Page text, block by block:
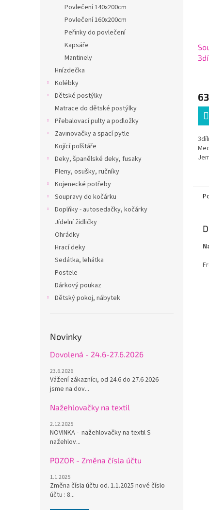
Povlečení 140x200cm
Povlečení 160x200cm
Peřinky do povlečení
Kapsáře
Mantinely
Hnízdečka
Kolébky
Dětské postýlky
Matrace do dětské postýlky
Přebalovací pulty a podložky
Zavinovačky a spací pytle
Kojící polštáře
Deky, španělské deky, fusaky
Pleny, osušky, ručníky
Kojenecké potřeby
Soupravy do kočárku
Doplňky - autosedačky, kočárky
Jídelní židličky
Ohrádky
Hrací deky
Sedátka, lehátka
Postele
Dárkový poukaz
Dětský pokoj, nábytek
Novinky
Dovolená - 24.6-27.6.2026
23.6.2026
Vážení zákazníci, od 24.6 do 27.6 2026
jsme na dov...
Nažehlovačky na textil
2.12.2025
NOVINKA - nažehlovačky na textil S
nažehlov...
POZOR - Změna čísla účtu
1.1.2025
Změna čísla účtu od. 1.1.2025 nové číslo
účtu : 8...